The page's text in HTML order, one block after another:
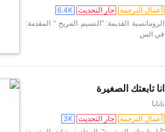
أعمال الترجمة جارِ التحديث 6.4K
الرومانسية القديمة: "النسيم المريح “ المقدمة:
في الس
انا تابعتك الصغيرة
نانايا
أعمال الترجمة جارِ التحديث 3K